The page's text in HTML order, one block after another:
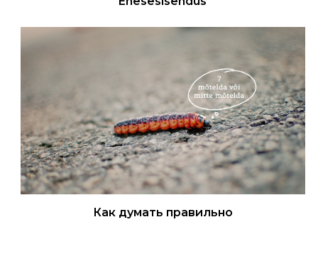
Как думать правильно